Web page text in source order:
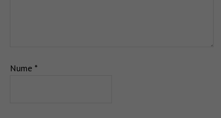
Nume *